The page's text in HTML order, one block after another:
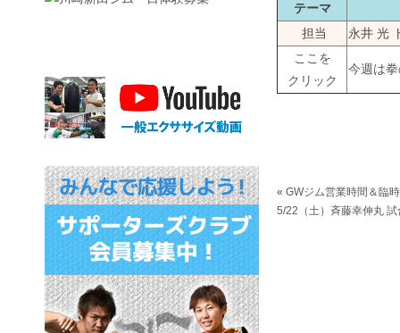
テーマ
担当
永井 光
ここを
クリック
今週は
« GWジム営業時間＆臨
5/22（土）斉藤幸伸丸 試